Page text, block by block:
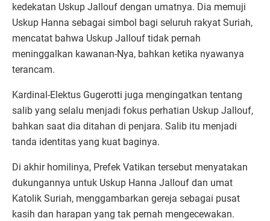
kedekatan Uskup Jallouf dengan umatnya. Dia memuji
Uskup Hanna sebagai simbol bagi seluruh rakyat Suriah,
mencatat bahwa Uskup Jallouf tidak pernah
meninggalkan kawanan-Nya, bahkan ketika nyawanya
terancam.
Kardinal-Elektus Gugerotti juga mengingatkan tentang
salib yang selalu menjadi fokus perhatian Uskup Jallouf,
bahkan saat dia ditahan di penjara. Salib itu menjadi
tanda identitas yang kuat baginya.
Di akhir homilinya, Prefek Vatikan tersebut menyatakan
dukungannya untuk Uskup Hanna Jallouf dan umat
Katolik Suriah, menggambarkan gereja sebagai pusat
kasih dan harapan yang tak pernah mengecewakan.